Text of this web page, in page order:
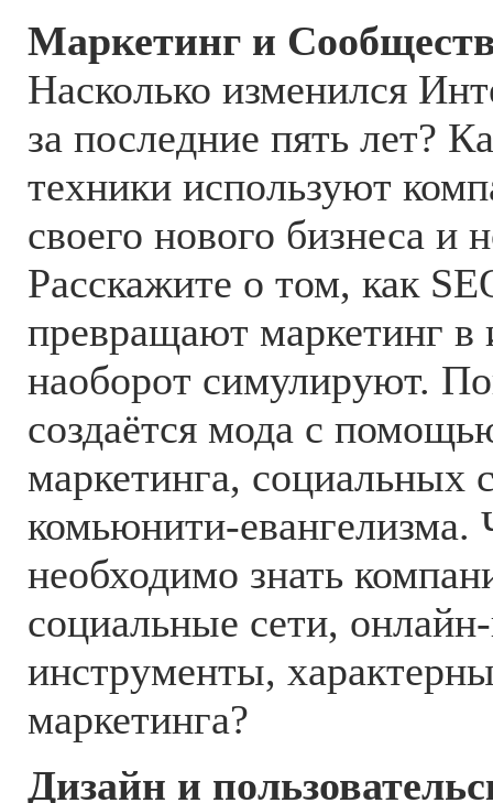
Маркетинг и
Насколько изменился
за последние пять лет?
техники используют
своего нового бизнеса и
Расскажите о том, как
превращают маркетинг в
наоборот симулируют.
создаётся мода с
маркетинга, социальных
комьюнити-евангелизма.
необходимо знать
социальные сети,
инструменты,
маркетинга?
Дизайн и